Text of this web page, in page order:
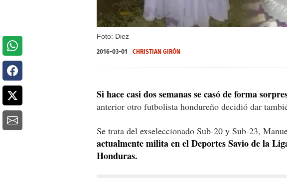
Foto: Diez
2016-03-01 CHRISTIAN GIRÓN
Si hace casi dos semanas se casó de forma
anterior otro futbolista hondureño decidió dar
Se trata del exseleccionado Sub-20 y Sub-23,
actualmente milita en el Deportes Savio de la
Honduras.